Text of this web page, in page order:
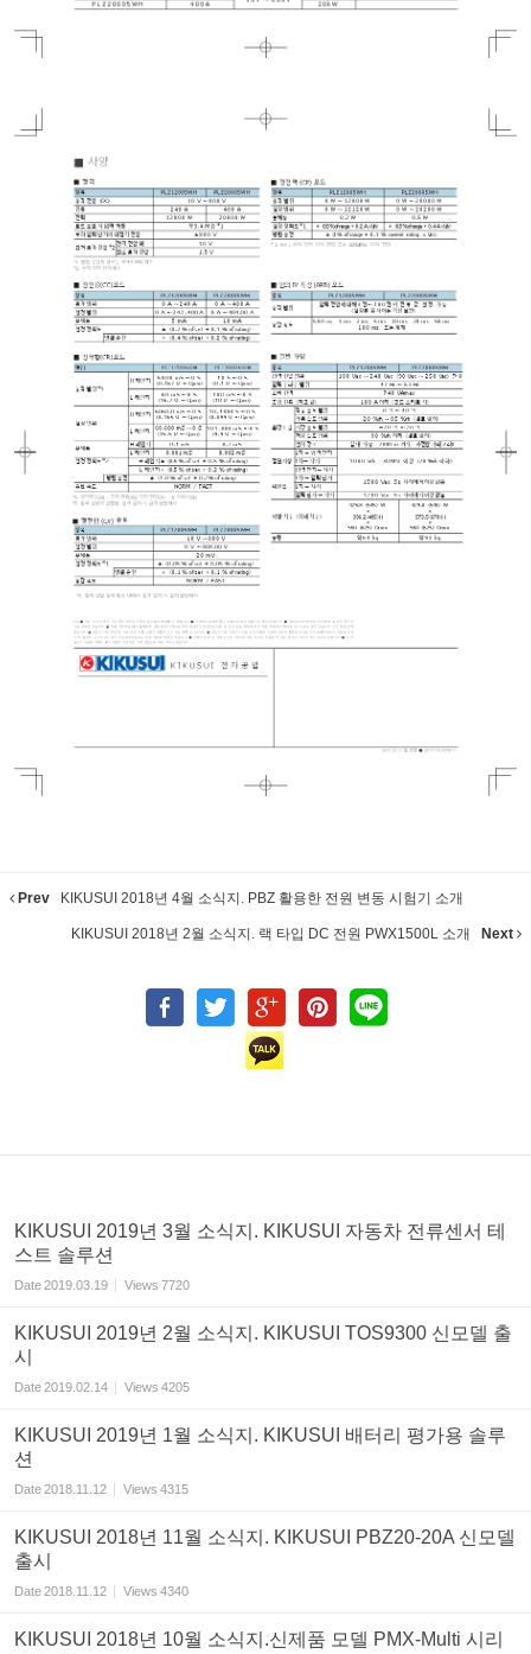
Prev KIKUSUI 2018년 4월 소식지. PBZ 활용한 전원 변동 시험기 소개
KIKUSUI 2018년 2월 소식지. 랙 타입 DC 전원 PWX1500L 소개 Next
KIKUSUI 2019년 3월 소식지. KIKUSUI 자동차 전류센서 테
스트 솔루션
Date2019.03.19 Views 7720
KIKUSUI 2019년 2월 소식지. KIKUSUI TOS9300 신모델 출
시
Date2019.02.14 Views 4205
KIKUSUI 2019년 1월 소식지. KIKUSUI 배터리 평가용 솔루
션
Date2018.11.12 Views 4315
KIKUSUI 2018년 11월 소식지. KIKUSUI PBZ20-20A 신모델
출시
Date2018.11.12 Views 4340
KIKUSUI 2018년 10월 소식지.신제품 모델 PMX-Multi 시리